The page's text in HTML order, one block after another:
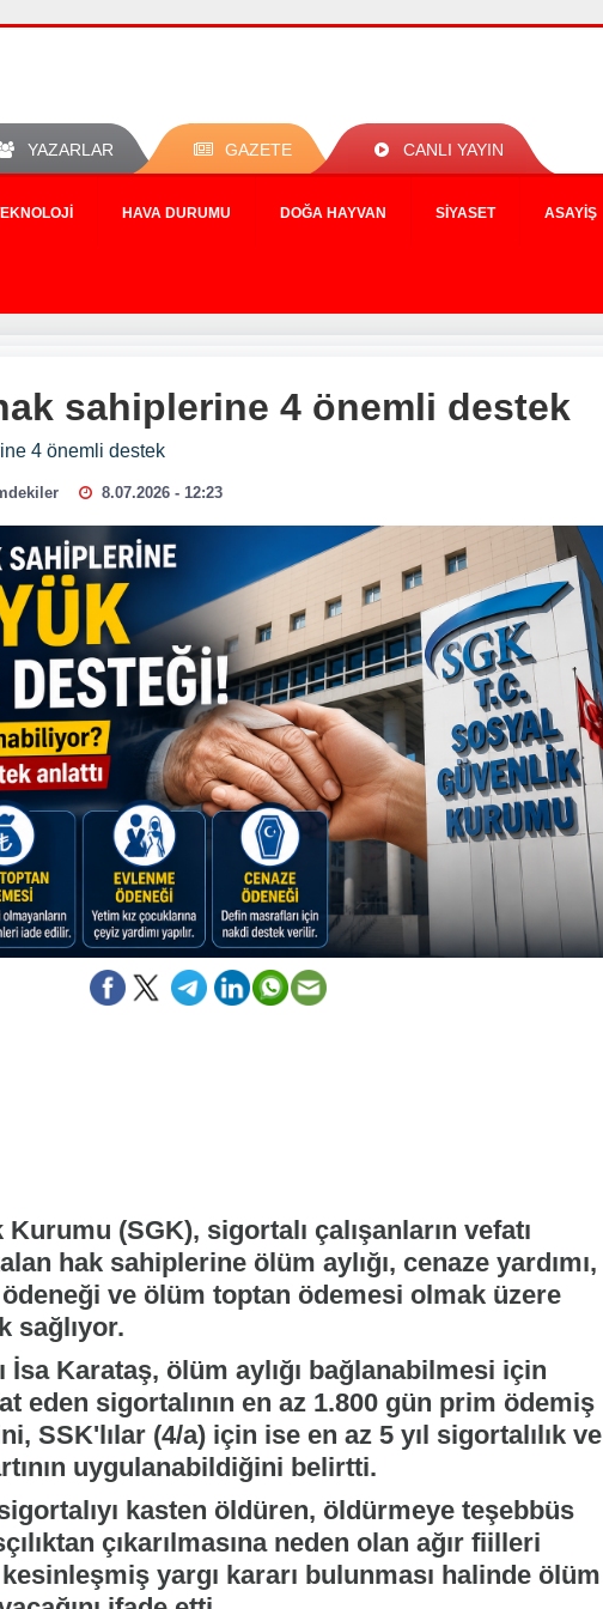
YAZARLAR GAZETE CANLI YAYIN
HAVA DURUMU DOĞA HAYVAN SIYASET ASAYIŞ
sahiplerine 4 önemli destek
4 önemli destek
8.07.2026 - 12:23
(SGK), sigortalı çalışanların vefatı
hak sahiplerine ölüm aylığı, cenaze yardımı,
ve ölüm toptan ödemesi olmak üzere
sağlıyor.
İsa Karataş, ölüm aylığı bağlanabilmesi için
eden sigortalının en az 1.800 gün prim ödemiş
SSK'lılar (4/a) için ise en az 5 yıl sigortalılık ve
uygulanabildiğini belirtti.
kasten öldüren, öldürmeye teşebbüs
çıkarılmasına neden olan ağır fiilleri
yargı kararı bulunması halinde ölüm